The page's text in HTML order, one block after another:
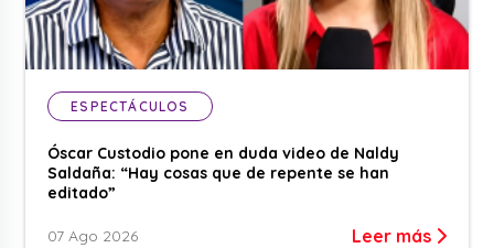
ESPECTÁCULOS
Óscar Custodio pone en duda video de Naldy
Saldaña: “Hay cosas que de repente se han
editado”
07 Ago 2026 Leer más